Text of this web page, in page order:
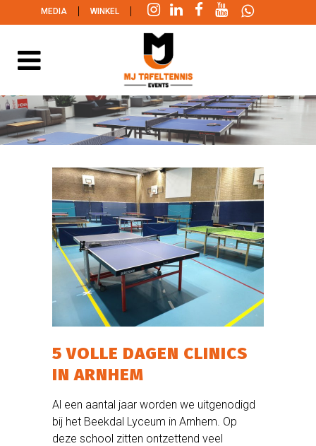
MEDIA | WINKEL |
5 VOLLE DAGEN CLINICS
IN ARNHEM
Al een aantal jaar worden we uitgenodigd
bij het Beekdal Lyceum in Arnhem. Op
deze school zitten ontzettend veel